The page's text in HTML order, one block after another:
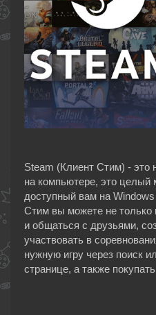
Steam (Клиент Стим) - это
на компьютере, это целый
доступный вам на
Стим вы можете не только
и общаться с друзьями,
участвовать в
нужную игру через поиск
странице, а также